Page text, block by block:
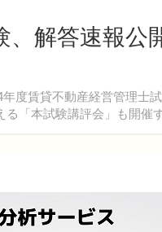
、解答速報公
度賃貸不動産経営管理士
「本試験講評会」も開催